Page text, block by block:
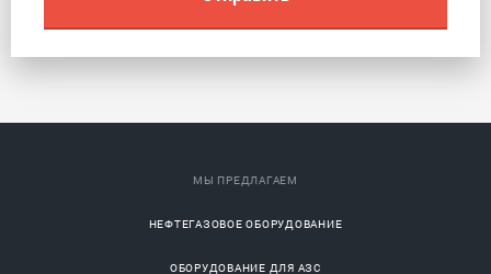
МЫ ПРЕДЛАГАЕМ
НЕФТЕГАЗОВОЕ ОБОРУДОВАНИЕ
ОБОРУДОВАНИЕ ДЛЯ АЗС